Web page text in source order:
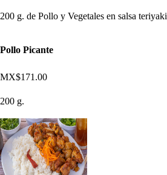
200 g. de Pollo y Vegetales en salsa teriyaki
Pollo Picante
MX$171.00
200 g.